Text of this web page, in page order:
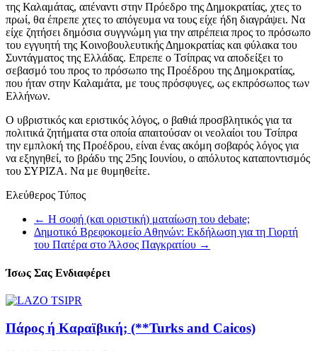
της Καλαμάτας, απέναντι στην Πρόεδρο της Δημοκρατίας, χτες το
πρωί, θα έπρεπε χτες το απόγευμα να τους είχε ήδη διαγράψει. Να
είχε ζητήσει δημόσια συγγνώμη για την απρέπεια προς το πρόσωπο
του εγγυητή της Κοινοβουλευτικής Δημοκρατίας και φύλακα του
Συντάγματος της Ελλάδας. Επρεπε ο Τσίπρας να αποδείξει το
σεβασμό του προς το πρόσωπο της Προέδρου της Δημοκρατίας,
που ήταν στην Καλαμάτα, με τους πρόσφυγες, ως εκπρόσωπος των
Ελλήνων.
Ο υβριστικός και εριστικός λόγος, ο βαθιά προσβλητικός για τα
πολιτικά ζητήματα στα οποία απαιτούσαν οι νεολαίοι του Τσίπρα
την εμπλοκή της Προέδρου, είναι ένας ακόμη σοβαρός λόγος για
να εξηγηθεί, το βράδυ της 25ης Ιουνίου, ο απόλυτος καταποντισμός
του ΣΥΡΙΖΑ. Να με θυμηθείτε.
Ελεύθερος Τύπος
← Η σοφή (και οριστική) ματαίωση του debate;
Δημοτικό Βρεφοκομείο Αθηνών: Εκδήλωση για τη Γιορτή
του Πατέρα στο Άλσος Παγκρατίου →
Ίσως Σας Ενδιαφέρει
Πάρος ή Καραϊβική; (**Turks and Caicos)